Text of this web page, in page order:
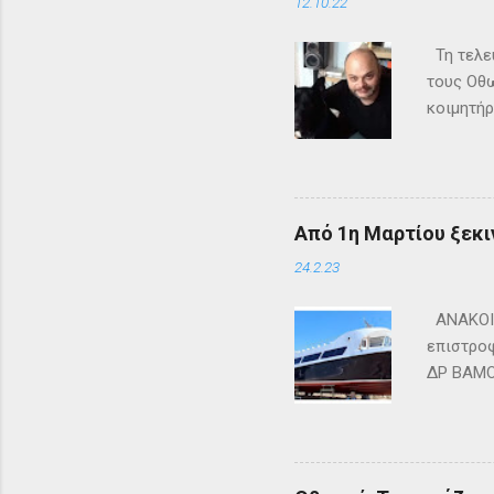
Τη
τους
Από 1η Μαρτίου
24.2.23
ΔΡ